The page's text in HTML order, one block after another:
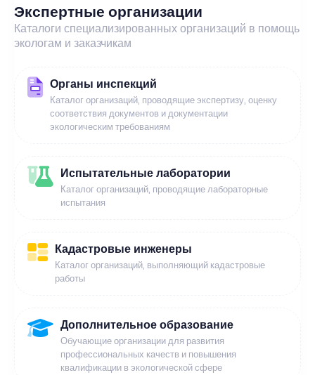
Экспертные организации
Каталоги специализированных организаций в помощь
экологам и заказчикам
Органы инспекций
Каталог организаций, проводящие экспертизу, оценку
соответствия документов и документации
экологическим требованиям
Испытательные лаборатории
Каталог организаций, проводящие лабораторные
испытания
Кадастровые инженеры
Каталог организаций, выполняющий кадастровые
работы
Дополнительное образование
Обучающие организации для развития
профессиональных качеств и повышения
квалификации в экологической сфере